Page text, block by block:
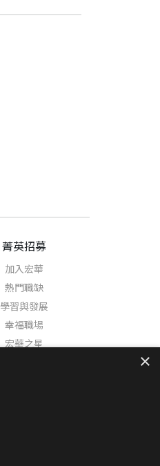
菁英招募
加入宏華
熱門職缺
學習與發展
幸福職場
宏華之星
×